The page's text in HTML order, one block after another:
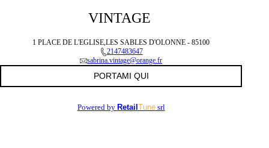
VINTAGE
1 PLACE DE L'EGLISE,LES SABLES D'OLONNE - 85100
2147483647
sabrina.vintage@orange.fr
PORTAMI QUI
Powered by Retail Tunesrl